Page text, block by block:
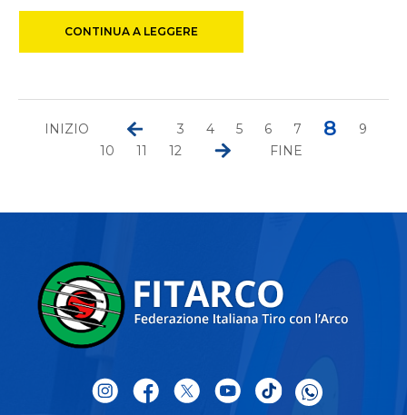
CONTINUA A LEGGERE
INIZIO 3 4 5 6 7 8
9
10
11 12 FINE